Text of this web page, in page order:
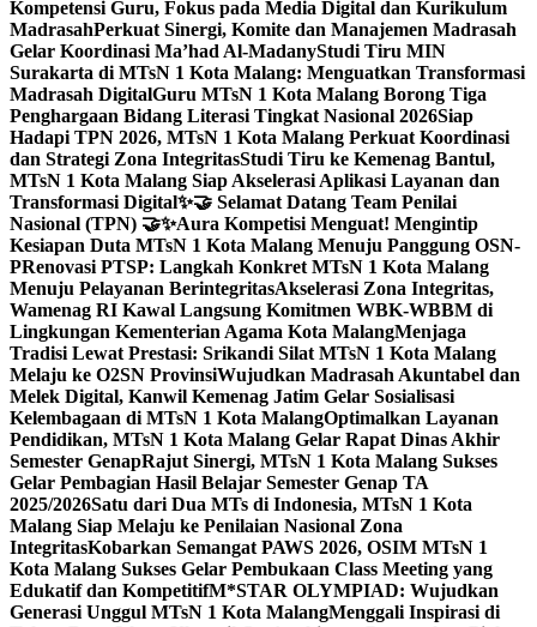
Kompetensi Guru, Fokus pada Media Digital dan Kurikulum
MadrasahPerkuat Sinergi, Komite dan Manajemen Madrasah
Gelar Koordinasi Ma’had Al-MadanyStudi Tiru MIN
Surakarta di MTsN 1 Kota Malang: Menguatkan Transformasi
Madrasah DigitalGuru MTsN 1 Kota Malang Borong Tiga
Penghargaan Bidang Literasi Tingkat Nasional 2026Siap
Hadapi TPN 2026, MTsN 1 Kota Malang Perkuat Koordinasi
dan Strategi Zona IntegritasStudi Tiru ke Kemenag Bantul,
MTsN 1 Kota Malang Siap Akselerasi Aplikasi Layanan dan
Transformasi Digital✨🤝 Selamat Datang Team Penilai
Nasional (TPN) 🤝✨Aura Kompetisi Menguat! Mengintip
Kesiapan Duta MTsN 1 Kota Malang Menuju Panggung OSN-
PRenovasi PTSP: Langkah Konkret MTsN 1 Kota Malang
Menuju Pelayanan BerintegritasAkselerasi Zona Integritas,
Wamenag RI Kawal Langsung Komitmen WBK-WBBM di
Lingkungan Kementerian Agama Kota MalangMenjaga
Tradisi Lewat Prestasi: Srikandi Silat MTsN 1 Kota Malang
Melaju ke O2SN ProvinsiWujudkan Madrasah Akuntabel dan
Melek Digital, Kanwil Kemenag Jatim Gelar Sosialisasi
Kelembagaan di MTsN 1 Kota MalangOptimalkan Layanan
Pendidikan, MTsN 1 Kota Malang Gelar Rapat Dinas Akhir
Semester GenapRajut Sinergi, MTsN 1 Kota Malang Sukses
Gelar Pembagian Hasil Belajar Semester Genap TA
2025/2026Satu dari Dua MTs di Indonesia, MTsN 1 Kota
Malang Siap Melaju ke Penilaian Nasional Zona
IntegritasKobarkan Semangat PAWS 2026, OSIM MTsN 1
Kota Malang Sukses Gelar Pembukaan Class Meeting yang
Edukatif dan KompetitifM*STAR OLYMPIAD: Wujudkan
Generasi Unggul MTsN 1 Kota MalangMenggali Inspirasi di